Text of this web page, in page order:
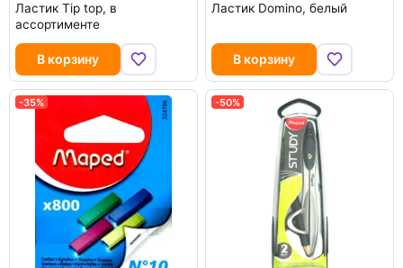
Ластик Tip top, в
ассортименте
В корзину
Ластик Domino, белый
В корзину
-35% -50%